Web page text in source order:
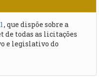
, que dispõe sobre a
todas as licitações
e legislativo do